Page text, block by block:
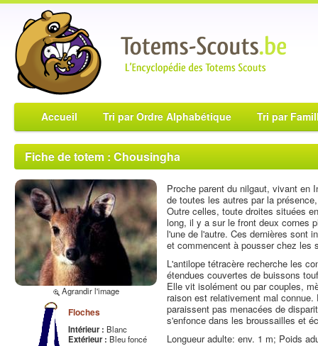
Accueil Tri par Ordre Alphabétique Tri par
Fiche de totem : Chousingha
Agrandir l'image
Floches
Intérieur : Blanc
Extérieur : Bleu foncé
Proche parent du nilgaut, vivant en
de toutes les autres par la
Outre celles, toute droites situées
long, il y a sur le front deux cornes
l'une de l'autre. Ces dernières sont
et commencent à pousser chez les
L'antilope tétracère recherche les
étendues couvertes de buissons
Elle vit isolément ou par couples,
raison est relativement mal
paraissent pas menacées de
s'enfonce dans les broussailles et
Longueur adulte: env. 1 m; Poids